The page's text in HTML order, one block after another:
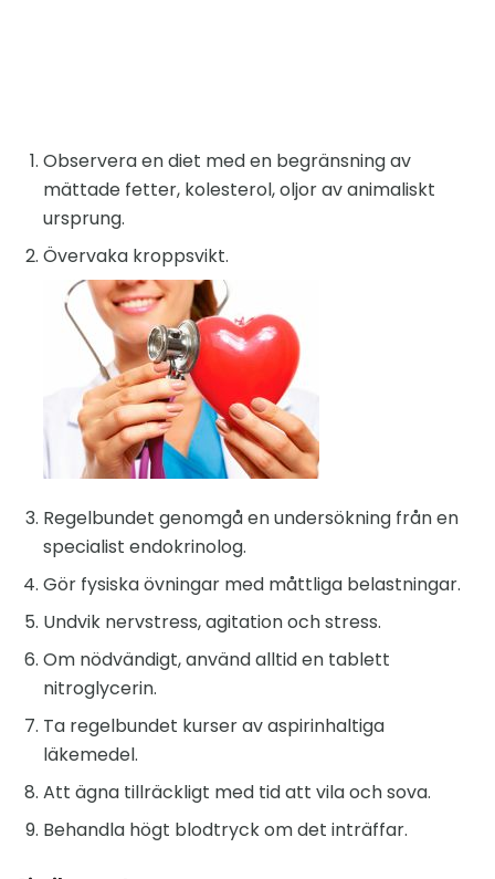
Observera en diet med en begränsning av
mättade fetter, kolesterol, oljor av animaliskt
ursprung.
Övervaka kroppsvikt.
Regelbundet genomgå en undersökning från en
specialist endokrinolog.
Gör fysiska övningar med måttliga belastningar.
Undvik nervstress, agitation och stress.
Om nödvändigt, använd alltid en tablett
nitroglycerin.
Ta regelbundet kurser av aspirinhaltiga
läkemedel.
Att ägna tillräckligt med tid att vila och sova.
Behandla högt blodtryck om det inträffar.